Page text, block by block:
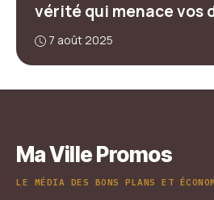
vérité qui menace vos
7 août 2025
Ma Ville Promos
LE MÉDIA DES BONS PLANS ET